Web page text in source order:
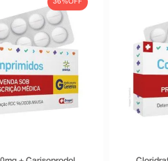
36%OFF